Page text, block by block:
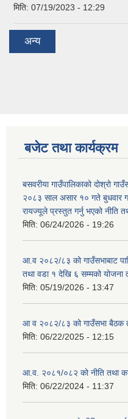
मिति: 07/19/2023 - 12:29
अन्य
बजेट तथा कार्यक्रम
बसवरीया गाउँपालिकाको दोश्रो
२०८३ साल असार १० गते बुधवार
रायज्यूले प्रस्तुत गर्नु भएको नीति
मिति: 06/24/2026 - 19:26
आ.व २०८२/८३ को गाउँसभाबाट
तथा वडा १ देखि ६ सम्मको योजना
मिति: 05/19/2026 - 13:47
आ व २०८२/८३ को गाउँसभा बैठक
मिति: 06/22/2025 - 12:15
आ.व. २०८१/०८२ को नीति तथा
मिति: 06/22/2024 - 11:37